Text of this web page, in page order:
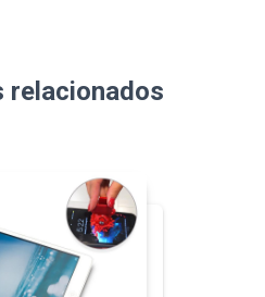
relacionados